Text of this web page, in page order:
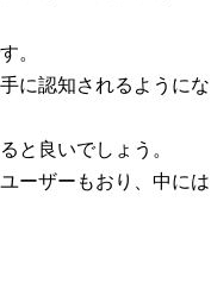
。
に認知されるようにな
と良いでしょう。
ーザーもおり、中には